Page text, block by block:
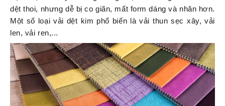
dệt thoi, nhưng dễ bị co giãn, mất form dáng và nhăn hơn.
Một số loại vải dệt kim phổ biến làvải thun sẹc xây, vải
len, vải ren,...